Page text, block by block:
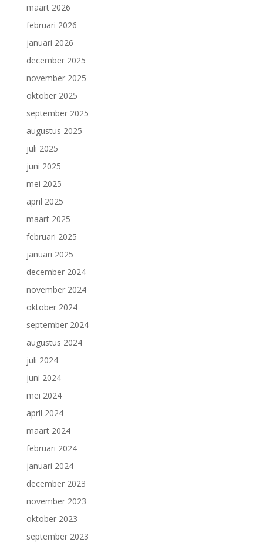
maart 2026
februari 2026
januari 2026
december 2025
november 2025
oktober 2025
september 2025
augustus 2025
juli 2025
juni 2025
mei 2025
april 2025
maart 2025
februari 2025
januari 2025
december 2024
november 2024
oktober 2024
september 2024
augustus 2024
juli 2024
juni 2024
mei 2024
april 2024
maart 2024
februari 2024
januari 2024
december 2023
november 2023
oktober 2023
september 2023